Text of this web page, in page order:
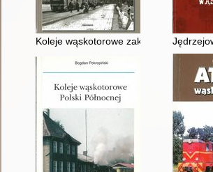
Koleje wąskotorowe zakładów